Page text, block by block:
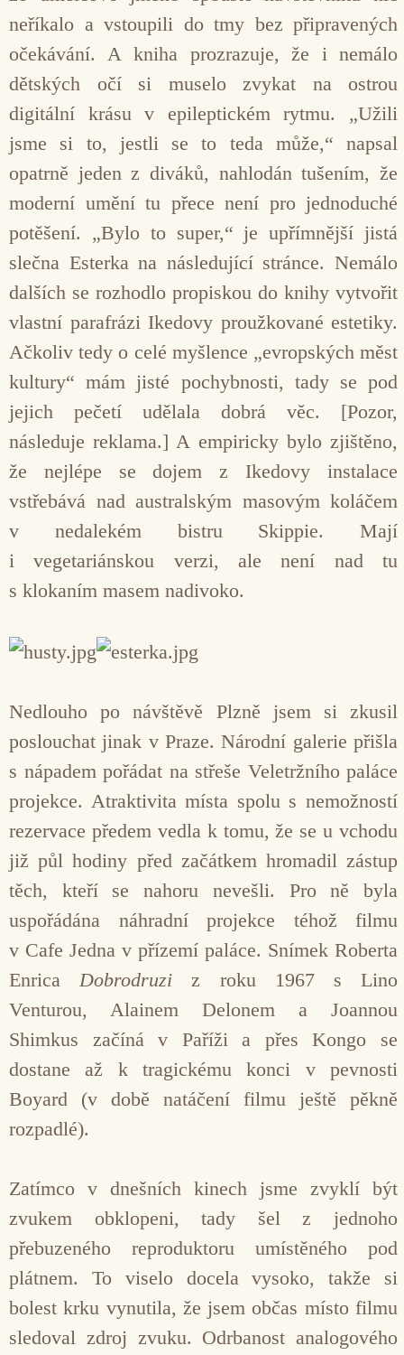
neříkalo a vstoupili do tmy bez připravených
očekávání. A kniha prozrazuje, že i nemálo
dětských očí si muselo zvykat na ostrou
digitální krásu v epileptickém rytmu. „Užili
jsme si to, jestli se to teda může,“ napsal
opatrně jeden z diváků, nahlodán tušením, že
moderní umění tu přece není pro jednoduché
potěšení. „Bylo to super,“ je upřímnější jistá
slečna Esterka na následující stránce. Nemálo
dalších se rozhodlo propiskou do knihy vytvořit
vlastní parafrázi Ikedovy proužkované estetiky.
Ačkoliv tedy o celé myšlence „evropských měst
kultury“ mám jisté pochybnosti, tady se pod
jejich pečetí udělala dobrá věc. [Pozor,
následuje reklama.] A empiricky bylo zjištěno,
že nejlépe se dojem z Ikedovy instalace
vstřebává nad australským masovým koláčem
v nedalekém bistru Skippie. Mají
i vegetariánskou verzi, ale není nad tu
s klokaním masem nadivoko.
Nedlouho po návštěvě Plzně jsem si zkusil
poslouchat jinak v Praze. Národní galerie přišla
s nápadem pořádat na střeše Veletržního paláce
projekce. Atraktivita místa spolu s nemožností
rezervace předem vedla k tomu, že se u vchodu
již půl hodiny před začátkem hromadil zástup
těch, kteří se nahoru nevešli. Pro ně byla
uspořádána náhradní projekce téhož filmu
v Cafe Jedna v přízemí paláce. Snímek Roberta
EnricaDobrodruzi z roku 1967 s Lino
Venturou, Alainem Delonem a Joannou
Shimkus začíná v Paříži a přes Kongo se
dostane až k tragickému konci v pevnosti
Boyard (v době natáčení filmu ještě pěkně
rozpadlé).
Zatímco v dnešních kinech jsme zvyklí být
zvukem obklopeni, tady šel z jednoho
přebuzeného reproduktoru umístěného pod
plátnem. To viselo docela vysoko, takže si
bolest krku vynutila, že jsem občas místo filmu
sledoval zdroj zvuku. Odrbanost analogového